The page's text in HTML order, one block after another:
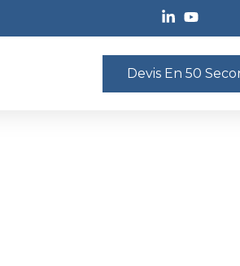
Devis En 50